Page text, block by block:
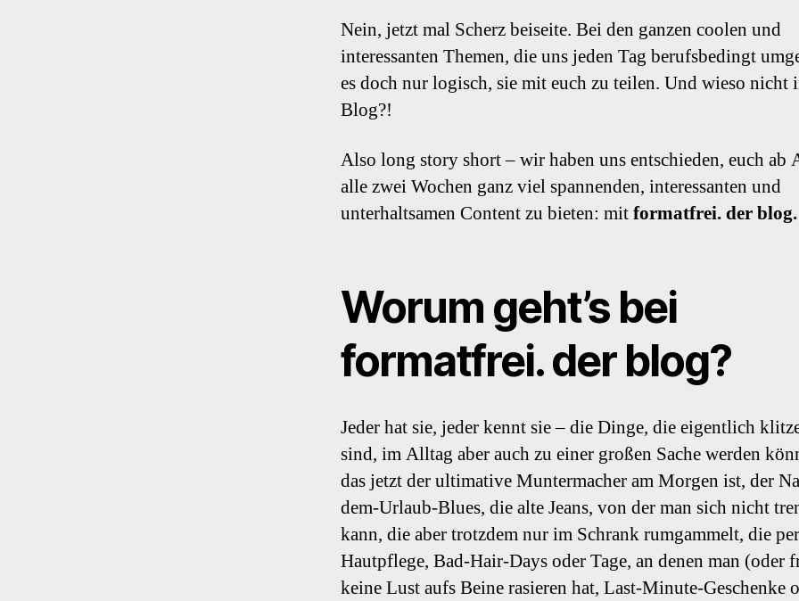
Nein, jetzt mal Scherz beiseite. Bei den ganzen coolen und
interessanten Themen, die uns jeden Tag berufsbedingt
es doch nur logisch, sie mit euch zu teilen. Und wieso nicht
Blog?!
Also long story short – wir haben uns entschieden, euch ab
alle zwei Wochen ganz viel spannenden, interessanten und
unterhaltsamen Content zu bieten: mitformatfrei. der blog.
Worum geht’s bei
formatfrei. der blog?
Jeder hat sie, jeder kennt sie – die Dinge, die eigentlich
sind, im Alltag aber auch zu einer großen Sache werden
das jetzt der ultimative Muntermacher am Morgen ist, der
dem-Urlaub-Blues, die alte Jeans, von der man sich nicht
kann, die aber trotzdem nur im Schrank rumgammelt, die
Hautpflege, Bad-Hair-Days oder Tage, an denen man (oder
keine Lust aufs Beine rasieren hat, Last-Minute-Geschenke